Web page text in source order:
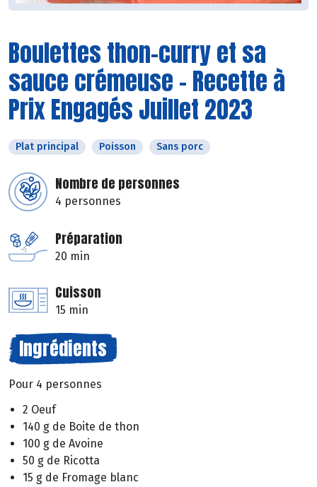
Boulettes thon-curry et sa
sauce crémeuse - Recette à
Prix Engagés Juillet 2023
Plat principal Poisson Sans porc
Nombre de personnes
4 personnes
Préparation
20 min
Cuisson
15 min
Ingrédients
Pour 4 personnes
2 Oeuf
140 g de Boite de thon
100 g de Avoine
50 g de Ricotta
15 g de Fromage blanc